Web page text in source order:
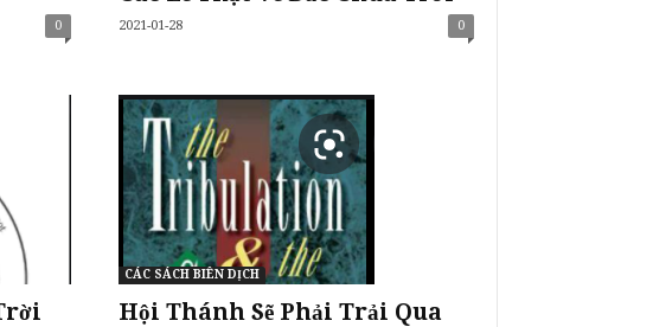
0 2021-01-28 0
CÁC SÁCH BIÊN DỊCH
Hội Thánh Sẽ Phải Trải Qua